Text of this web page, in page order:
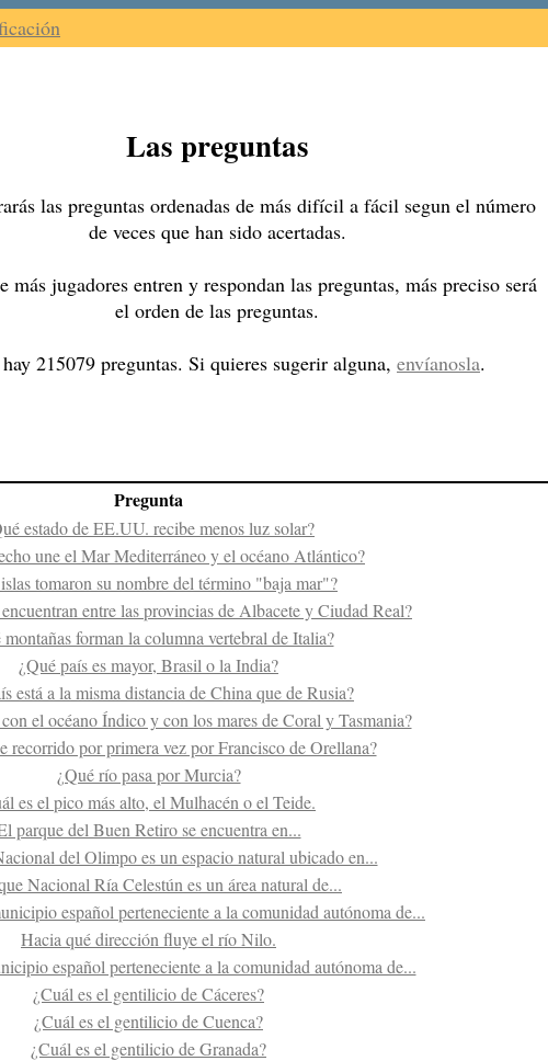
Las preguntas
las preguntas ordenadas de más difícil a fácil segun el número
de veces que han sido acertadas.
más jugadores entren y respondan las preguntas, más preciso será
el orden de las preguntas.
215079 preguntas. Si quieres sugerir alguna, envíanosla.
Pregunta
estado de EE.UU. recibe menos luz solar?
une el Mar Mediterráneo y el océano Atlántico?
tomaron su nombre del término "baja mar"?
entre las provincias de Albacete y Ciudad Real?
montañas forman la columna vertebral de Italia?
¿Qué país es mayor, Brasil o la India?
está a la misma distancia de China que de Rusia?
el océano Índico y con los mares de Coral y Tasmania?
recorrido por primera vez por Francisco de Orellana?
¿Qué río pasa por Murcia?
es el pico más alto, el Mulhacén o el Teide.
parque del Buen Retiro se encuentra en...
del Olimpo es un espacio natural ubicado en...
Nacional Ría Celestún es un área natural de...
español perteneciente a la comunidad autónoma de...
Hacia qué dirección fluye el río Nilo.
español perteneciente a la comunidad autónoma de...
¿Cuál es el gentilicio de Cáceres?
¿Cuál es el gentilicio de Cuenca?
¿Cuál es el gentilicio de Granada?